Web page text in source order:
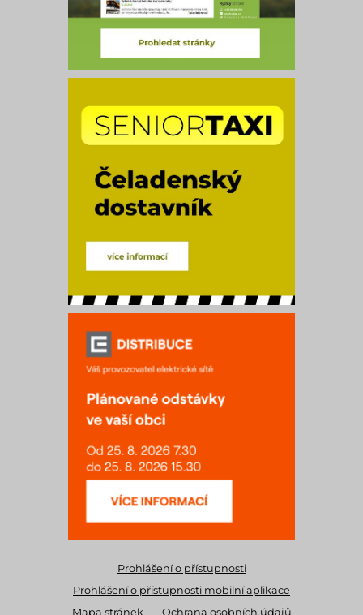
Prohlášení o přístupnosti
Prohlášení o přístupnosti mobilní aplikace
Mapa stránek
Ochrana osobních údajů